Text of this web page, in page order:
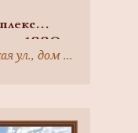
1880-
К.М.Москва, Большая Пироговская ул., дом 2, строение 9